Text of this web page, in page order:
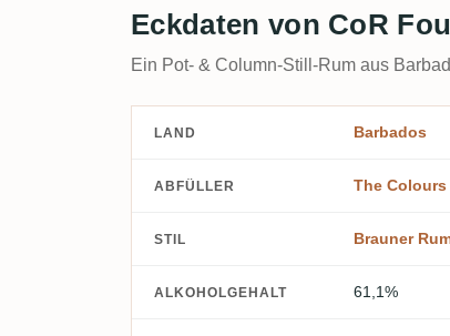
Eckdaten von CoR
Ein Pot- & Column-Still-Rum aus
LAND Barbados
ABFÜLLER The Colours
STIL Brauner
ALKOHOLGEHALT 61,1%